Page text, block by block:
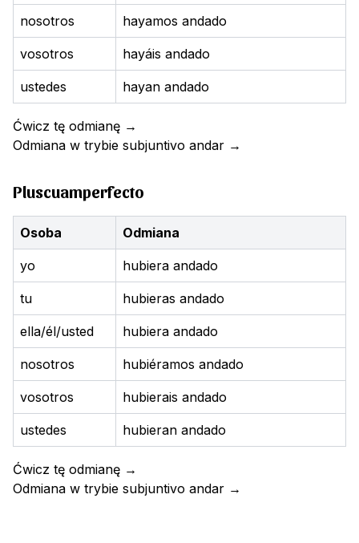
nosotros hayamos andado
vosotros hayáis andado
ustedes hayan andado
Ćwicz tę odmianę →
Odmiana w trybie subjuntivo andar →
Pluscuamperfecto
Osoba Odmiana
yo hubiera andado
tu hubieras andado
ella/él/usted hubiera andado
nosotros hubiéramos andado
vosotros hubierais andado
ustedes hubieran andado
Ćwicz tę odmianę →
Odmiana w trybie subjuntivo andar →